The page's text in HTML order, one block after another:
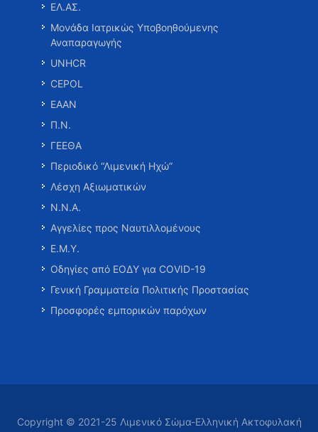
ΕΛ.ΑΣ.
Μονάδα Ιατρικώς Υποβοηθούμενης
Αναπαραγωγής
UNHCR
CEPOL
ΕΑΑΝ
Π.Ν.
ΓΕΕΘΑ
Περιοδικό “Λιμενική Ηχώ”
Λέσχη Αξιωματικών
Ν.Ν.Α.
Αγγελίες προς Ναυτιλλομένους
Ε.Μ.Υ.
Οδηγίες από ΕΟΔΥ για COVID-19
Γενική Γραμματεία Πολιτικής Προστασίας
Προσφορές εμπορικών παρόχων
Copyright © 2021-25 Λιμενικό Σώμα-Ελληνική Ακτοφυλακή